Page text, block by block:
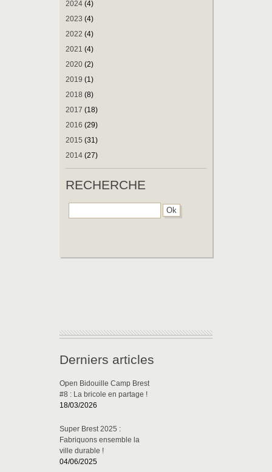
2024 (4)
2023 (4)
2022 (4)
2021 (4)
2020 (2)
2019 (1)
2018 (8)
2017 (18)
2016 (29)
2015 (31)
2014 (27)
RECHERCHE
Derniers articles
Open Bidouille Camp Brest
#8 : La bricole en partage !
18/03/2026
Super Brest 2025 :
Fabriquons ensemble la
ville durable !
04/06/2025